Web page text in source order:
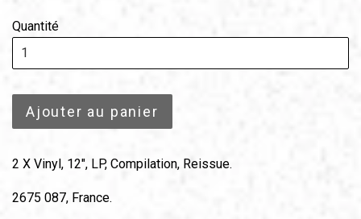
Quantité
Ajouter au panier
2 X Vinyl, 12", LP, Compilation, Reissue.
2675 087, France.